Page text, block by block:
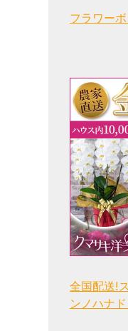
フラワー
全国配送!
ンノハナ